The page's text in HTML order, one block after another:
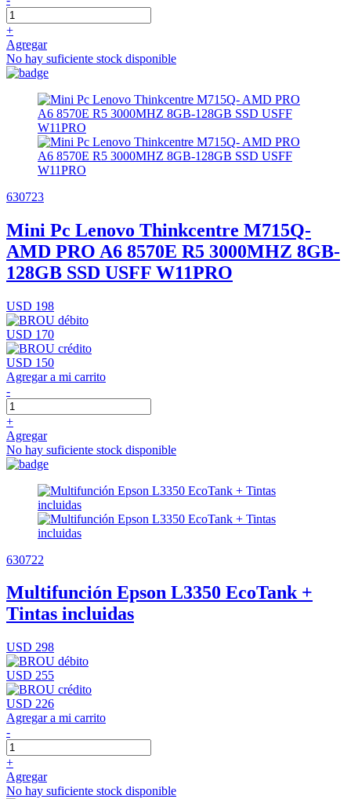
+
Agregar
No hay suficiente stock disponible
630723
Mini Pc Lenovo Thinkcentre M715Q-
AMD PRO A6 8570E R5 3000MHZ 8GB-
128GB SSD USFF W11PRO
USD 198
USD 170
USD 150
Agregar a mi carrito
-
+
Agregar
No hay suficiente stock disponible
630722
Multifunción Epson L3350 EcoTank +
Tintas incluidas
USD 298
USD 255
USD 226
Agregar a mi carrito
-
+
Agregar
No hay suficiente stock disponible